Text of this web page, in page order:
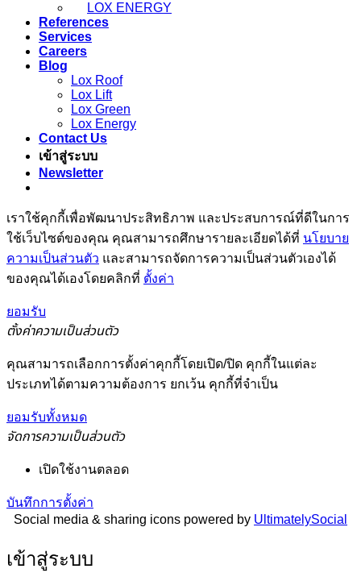
LOX ENERGY
References
Services
Careers
Blog
Lox Roof
Lox Lift
Lox Green
Lox Energy
Contact Us
เข้าสู่ระบบ
Newsletter
เราใช้คุกกี้เพื่อพัฒนาประสิทธิภาพ และประสบการณ์ที่ดีในการ
ใช้เว็บไซต์ของคุณ คุณสามารถศึกษารายละเอียดได้ที่ นโยบาย
ความเป็นส่วนตัว และสามารถจัดการความเป็นส่วนตัวเองได้
ของคุณได้เองโดยคลิกที่ ตั้งค่า
ยอมรับ
ตั้งค่าความเป็นส่วนตัว
คุณสามารถเลือกการตั้งค่าคุกกี้โดยเปิด/ปิด คุกกี้ในแต่ละ
ประเภทได้ตามความต้องการ ยกเว้น คุกกี้ที่จำเป็น
ยอมรับทั้งหมด
จัดการความเป็นส่วนตัว
เปิดใช้งานตลอด
บันทึกการตั้งค่า
Social media & sharing icons powered by UltimatelySocial
เข้าสู่ระบบ